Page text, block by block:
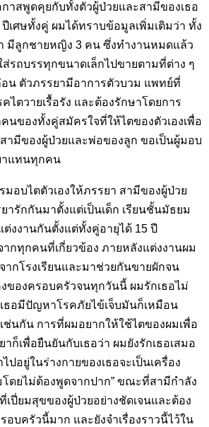
าสพูดคุยกับทั้งตัวผู้ป่วยและสามีของเธอ
เศษทั้งคู่ ผมได้ทราบข้อมูลเพิ่มเติมว่า ทั้ง
มีลูกชายหญิง 3 คน ซึ่งทำงานหมดแล้ว
ส่รถบรรทุกขนาดเล็กไปขายตามที่ต่าง ๆ
น ตัวภรรยามีอาการตัวบวม แพทย์ที่
ไตวายเรื้อรัง และต้องรักษาโดยการ
นของทั้งคู่สมัครใจที่ให้ไตของตัวเองเพื่อ
ามีของผู้ป่วยและพ่อของลูก ขอเป็นผู้มอบ
าแทนทุกคน
มอบไตตัวเองให้ภรรยา สามีของผู้ป่วย
ารักกันมาตั้งแต่เป็นเด็ก เรียนชั้นมัธยม
ต่งงานกันตั้งแต่ทั้งคู่อายุได้ 15 ปี
กทุกคนที่เกี่ยวข้อง ภายหลังแต่งงานผม
ากโรงเรียนและมาช่วยกันขายผักจน
ของครอบครัวจนทุกวันนี้ ผมรักเธอไม่
ธอมีปัญหาโรคภัยไข้เจ็บมันก็เหมือน
เช่นกัน การที่ผมอยากให้ใช้ไตของผมเพื่อ
าก็เพื่อยืนยันกับเธอว่า ผมยังรักเธอเสมอ
ปอยู่ในร่างกายของเธอจะเป็นเครื่อง
ดยไม่ต้องพูดจากปาก” ขณะที่สามีกำลัง
เปี่ยมสุขของผู้ป่วยอย่างชัดเจนและต้อง
อบครัวนี้มาก และยังจำเรื่องราวนี้ไว้ใน